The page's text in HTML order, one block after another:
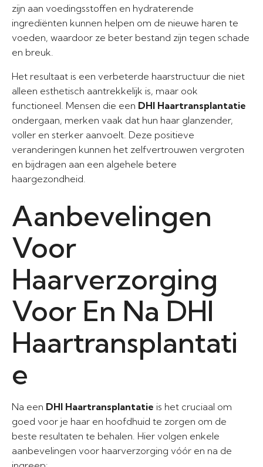
zijn aan voedingsstoffen en hydraterende
ingrediënten kunnen helpen om de nieuwe haren te
voeden, waardoor ze beter bestand zijn tegen schade
en breuk.
Het resultaat is een verbeterde haarstructuur die niet
alleen esthetisch aantrekkelijk is, maar ook
functioneel. Mensen die een DHI Haartransplantatie
ondergaan, merken vaak dat hun haar glanzender,
voller en sterker aanvoelt. Deze positieve
veranderingen kunnen het zelfvertrouwen vergroten
en bijdragen aan een algehele betere
haargezondheid.
Aanbevelingen
Voor
Haarverzorging
Voor En Na DHI
Haartransplantati
e
Na een DHI Haartransplantatie is het cruciaal om
goed voor je haar en hoofdhuid te zorgen om de
beste resultaten te behalen. Hier volgen enkele
aanbevelingen voor haarverzorging vóór en na de